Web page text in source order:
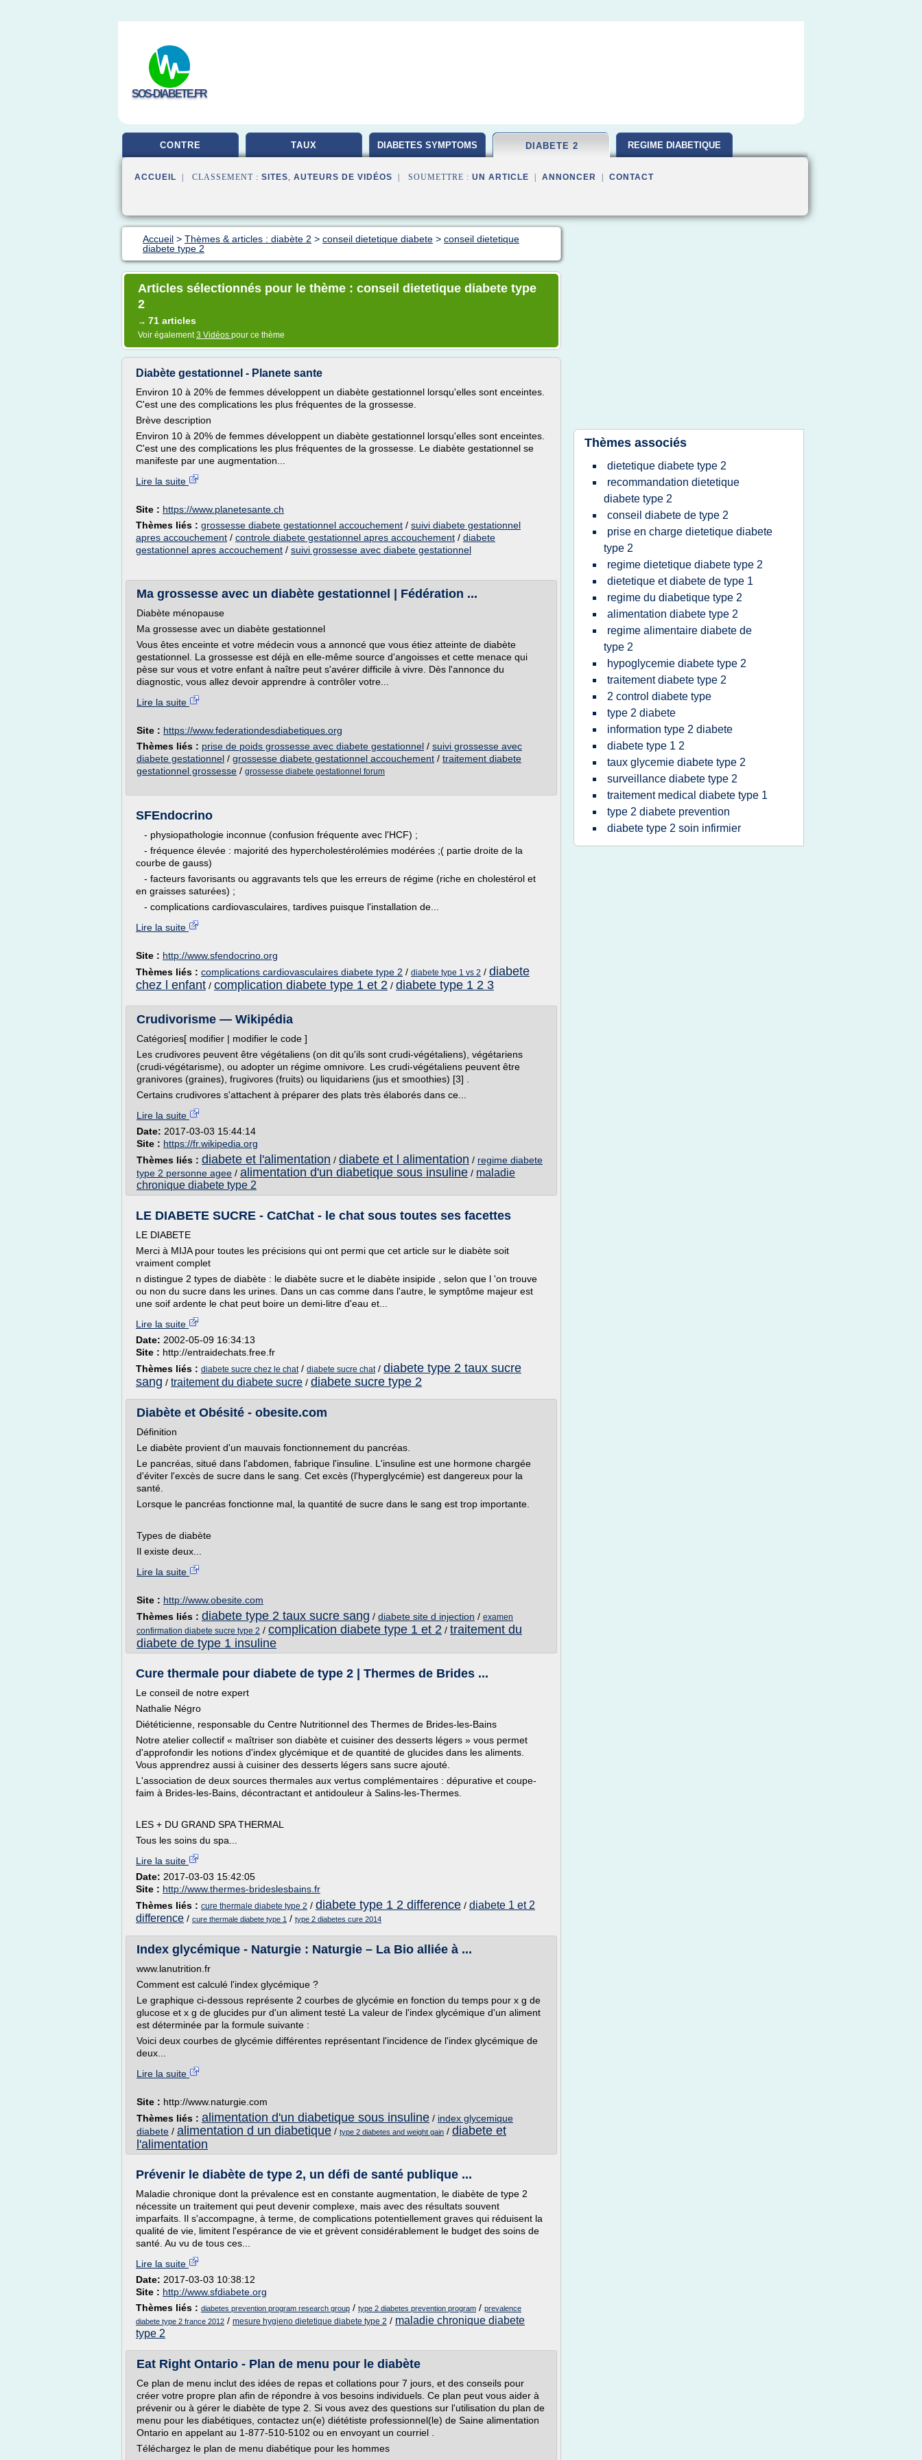
SOS-DIABETE.FR
CONTRE TAUX DIABETES SYMPTOMS DIABETE 2 REGIME DIABETIQUE
ACCUEIL | CLASSEMENT : SITES, AUTEURS DE VIDÉOS | SOUMETTRE : UN ARTICLE ANNONCER CONTACT
Accueil > Thèmes & articles : diabète 2 > conseil dietetique diabete > conseil dietetique
diabete type 2
Articles sélectionnés pour le thème : conseil dietetique diabete type
2
→ 71 articles
Voir également3 Vidéos pour ce thème
Diabète gestationnel - Planete sante
Environ 10 à 20% de femmes développent un diabète gestationnel lorsqu'elles sont enceintes.
C'est une des complications les plus fréquentes de la grossesse.
Brève description
Environ 10 à 20% de femmes développent un diabète gestationnel lorsqu'elles sont enceintes.
C'est une des complications les plus fréquentes de la grossesse. Le diabète gestationnel se
manifeste par une augmentation...
Lire la suite
Site : https://www.planetesante.ch
Thèmes liés : grossesse diabete gestationnel accouchement / suivi diabete gestationnel
apres accouchement / controle diabete gestationnel apres accouchement / diabete
gestationnel apres accouchement / suivi grossesse avec diabete gestationnel
Ma grossesse avec un diabète gestationnel | Fédération ...
Diabète ménopause
Ma grossesse avec un diabète gestationnel
Vous êtes enceinte et votre médecin vous a annoncé que vous étiez atteinte de diabète
gestationnel. La grossesse est déjà en elle-même source d'angoisses et cette menace qui
pèse sur vous et votre enfant à naître peut s'avérer difficile à vivre. Dès l'annonce du
diagnostic, vous allez devoir apprendre à contrôler votre...
Lire la suite
Site : https://www.federationdesdiabetiques.org
Thèmes liés : prise de poids grossesse avec diabete gestationnel / suivi grossesse avec
diabete gestationnel / grossesse diabete gestationnel accouchement / traitement diabete
gestationnel grossesse / grossesse diabete gestationnel forum
SFEndocrino
- physiopathologie inconnue (confusion fréquente avec l'HCF) ;
- fréquence élevée : majorité des hypercholestérolémies modérées ;( partie droite de la
courbe de gauss)
- facteurs favorisants ou aggravants tels que les erreurs de régime (riche en cholestérol et
en graisses saturées) ;
- complications cardiovasculaires, tardives puisque l'installation de...
Lire la suite
Site : http://www.sfendocrino.org
Thèmes liés : complications cardiovasculaires diabete type 2 / diabete type 1 vs 2 / diabete
chez l enfant / complication diabete type 1 et 2 / diabete type 1 2 3
Crudivorisme — Wikipédia
Catégories[ modifier | modifier le code ]
Les crudivores peuvent être végétaliens (on dit qu'ils sont crudi-végétaliens), végétariens
(crudi-végétarisme), ou adopter un régime omnivore. Les crudi-végétaliens peuvent être
granivores (graines), frugivores (fruits) ou liquidariens (jus et smoothies) [3] .
Certains crudivores s'attachent à préparer des plats très élaborés dans ce...
Lire la suite
Date: 2017-03-03 15:44:14
Site : https://fr.wikipedia.org
Thèmes liés : diabete et l'alimentation / diabete et l alimentation / regime diabete
type 2 personne agee / alimentation d'un diabetique sous insuline / maladie
chronique diabete type 2
LE DIABETE SUCRE - CatChat - le chat sous toutes ses facettes
LE DIABETE
Merci à MIJA pour toutes les précisions qui ont permi que cet article sur le diabète soit
vraiment complet
n distingue 2 types de diabète : le diabète sucre et le diabète insipide , selon que l 'on trouve
ou non du sucre dans les urines. Dans un cas comme dans l'autre, le symptôme majeur est
une soif ardente le chat peut boire un demi-litre d'eau et...
Lire la suite
Date: 2002-05-09 16:34:13
Site : http://entraidechats.free.fr
Thèmes liés : diabete sucre chez le chat/ diabete sucre chat/ diabete type 2 taux sucre
sang / traitement du diabete sucre / diabete sucre type 2
Diabète et Obésité - obesite.com
Définition
Le diabète provient d'un mauvais fonctionnement du pancréas.
Le pancréas, situé dans l'abdomen, fabrique l'insuline. L'insuline est une hormone chargée
d'éviter l'excès de sucre dans le sang. Cet excès (l'hyperglycémie) est dangereux pour la
santé.
Lorsque le pancréas fonctionne mal, la quantité de sucre dans le sang est trop importante.
Types de diabète
Il existe deux...
Lire la suite
Site : http://www.obesite.com
Thèmes liés : diabete type 2 taux sucre sang / diabete site d injection / examen
confirmation diabete sucre type 2 / complication diabete type 1 et 2 / traitement du
diabete de type 1 insuline
Cure thermale pour diabete de type 2 | Thermes de Brides ...
Le conseil de notre expert
Nathalie Négro
Diététicienne, responsable du Centre Nutritionnel des Thermes de Brides-les-Bains
Notre atelier collectif « maîtriser son diabète et cuisiner des desserts légers » vous permet
d'approfondir les notions d'index glycémique et de quantité de glucides dans les aliments.
Vous apprendrez aussi à cuisiner des desserts légers sans sucre ajouté.
L'association de deux sources thermales aux vertus complémentaires : dépurative et coupe-
faim à Brides-les-Bains, décontractant et antidouleur à Salins-les-Thermes.
LES + DU GRAND SPA THERMAL
Tous les soins du spa...
Lire la suite
Date: 2017-03-03 15:42:05
Site : http://www.thermes-brideslesbains.fr
Thèmes liés : cure thermale diabete type 2 / diabete type 1 2 difference / diabete 1 et 2
difference / cure thermale diabete type 1 / type 2 diabetes cure 2014
Index glycémique - Naturgie : Naturgie – La Bio alliée à ...
www.lanutrition.fr
Comment est calculé l'index glycémique ?
Le graphique ci-dessous représente 2 courbes de glycémie en fonction du temps pour x g de
glucose et x g de glucides pur d'un aliment testé La valeur de l'index glycémique d'un aliment
est déterminée par la formule suivante :
Voici deux courbes de glycémie différentes représentant l'incidence de l'index glycémique de
deux...
Lire la suite
Site : http://www.naturgie.com
Thèmes liés : alimentation d'un diabetique sous insuline / index glycemique
diabete / alimentation d un diabetique / type 2 diabetes and weight gain / diabete et
l'alimentation
Prévenir le diabète de type 2, un défi de santé publique ...
Maladie chronique dont la prévalence est en constante augmentation, le diabète de type 2
nécessite un traitement qui peut devenir complexe, mais avec des résultats souvent
imparfaits. Il s'accompagne, à terme, de complications potentiellement graves qui réduisent la
qualité de vie, limitent l'espérance de vie et grèvent considérablement le budget des soins de
santé. Au vu de tous ces...
Lire la suite
Date: 2017-03-03 10:38:12
Site : http://www.sfdiabete.org
Thèmes liés : diabetes prevention program research group / type 2 diabetes prevention program / prevalence
diabete type 2 france 2012 / mesure hygieno dietetique diabete type 2 / maladie chronique diabete
type 2
Eat Right Ontario - Plan de menu pour le diabète
Ce plan de menu inclut des idées de repas et collations pour 7 jours, et des conseils pour
créer votre propre plan afin de répondre à vos besoins individuels. Ce plan peut vous aider à
prévenir ou à gérer le diabète de type 2. Si vous avez des questions sur l'utilisation du plan de
menu pour les diabétiques, contactez un(e) diététiste professionnel(le) de Saine alimentation
Ontario en appelant au 1-877-510-5102 ou en envoyant un courriel .
Téléchargez le plan de menu diabétique pour les hommes
Thèmes associés
dietetique diabete type 2
recommandation dietetique
diabete type 2
conseil diabete de type 2
prise en charge dietetique diabete
type 2
regime dietetique diabete type 2
dietetique et diabete de type 1
regime du diabetique type 2
alimentation diabete type 2
regime alimentaire diabete de
type 2
hypoglycemie diabete type 2
traitement diabete type 2
2 control diabete type
type 2 diabete
information type 2 diabete
diabete type 1 2
taux glycemie diabete type 2
surveillance diabete type 2
traitement medical diabete type 1
type 2 diabete prevention
diabete type 2 soin infirmier